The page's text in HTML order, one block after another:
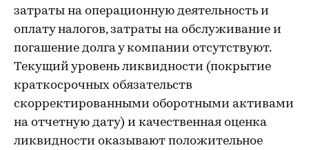
затраты на операционную деятельность и
оплату налогов, затраты на обслуживание и
погашение долга у компании отсутствуют.
Текущий уровень ликвидности (покрытие
краткосрочных обязательств
скорректированными оборотными активами
на отчетную дату) и качественная оценка
ликвидности оказывают положительное